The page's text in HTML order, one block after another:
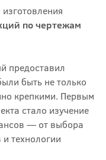
по чертежам
предоставил
быть не только
крепкими. Первым
стало изучение
— от выбора
технологии